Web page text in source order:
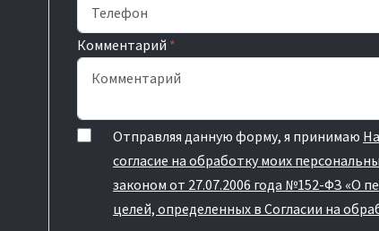
Комментарий *
Отправляя данную форму, я принимаю
согласие на обработку моих
законом от 27.07.2006 года №152-ФЗ «О
целей, определенных в Согласии на